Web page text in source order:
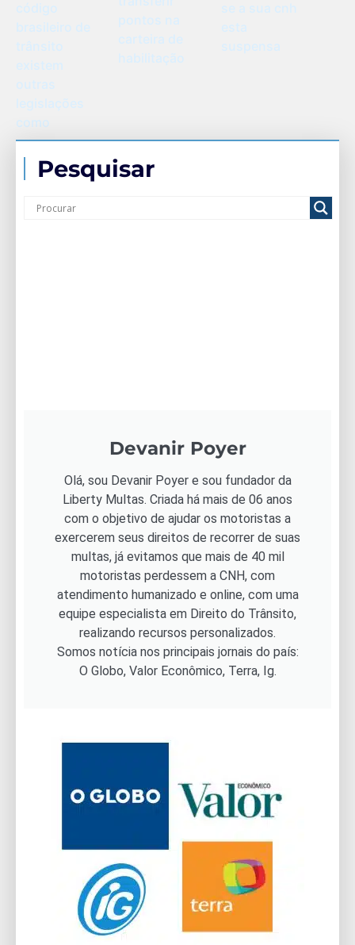
como
Pesquisar
Devanir Poyer
Olá, sou Devanir Poyer e sou fundador da
Liberty Multas. Criada há mais de 06 anos
com o objetivo de ajudar os motoristas a
exercerem seus direitos de recorrer de suas
multas, já evitamos que mais de 40 mil
motoristas perdessem a CNH, com
atendimento humanizado e online, com uma
equipe especialista em Direito do Trânsito,
realizando recursos personalizados.
Somos notícia nos principais jornais do país:
O Globo, Valor Econômico, Terra, Ig.